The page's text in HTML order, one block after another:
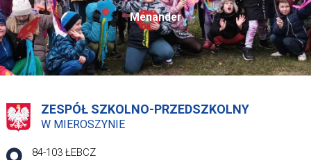
Menander
ZESPÓŁ SZKOLNO-PRZEDSZKOLNY
W MIEROSZYNIE
Adres pocztowy:
84-103 ŁEBCZ